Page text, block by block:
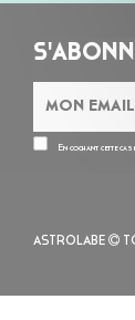
En cochant cette
ASTROLABE